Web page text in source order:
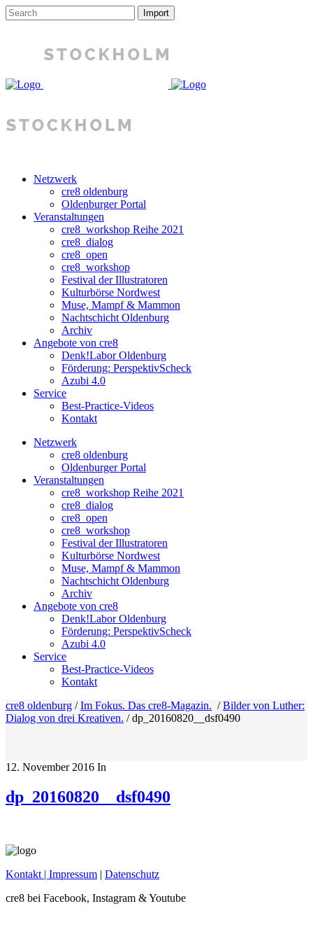
Netzwerk
cre8 oldenburg
Oldenburger Portal
Veranstaltungen
cre8_workshop Reihe 2021
cre8_dialog
cre8_open
cre8_workshop
Festival der Illustratoren
Kulturbörse Nordwest
Muse, Mampf & Mammon
Nachtschicht Oldenburg
Archiv
Angebote von cre8
Denk!Labor Oldenburg
Förderung: PerspektivScheck
Azubi 4.0
Service
Best-Practice-Videos
Kontakt
Netzwerk
cre8 oldenburg
Oldenburger Portal
Veranstaltungen
cre8_workshop Reihe 2021
cre8_dialog
cre8_open
cre8_workshop
Festival der Illustratoren
Kulturbörse Nordwest
Muse, Mampf & Mammon
Nachtschicht Oldenburg
Archiv
Angebote von cre8
Denk!Labor Oldenburg
Förderung: PerspektivScheck
Azubi 4.0
Service
Best-Practice-Videos
Kontakt
cre8 oldenburg /Im Fokus. Das cre8-Magazin. /Bilder von Luther:
Dialog von drei Kreativen. /dp_20160820__dsf0490
12. November 2016 In
dp_20160820__dsf0490
Kontakt | Impressum | Datenschutz
cre8 bei Facebook, Instagram & Youtube